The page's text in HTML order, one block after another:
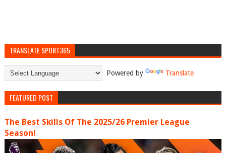
TRANSLATE SPORT365
Powered by Translate
FEATURED POST
The Best Skills Of The 2025/26 Premier League
Season!